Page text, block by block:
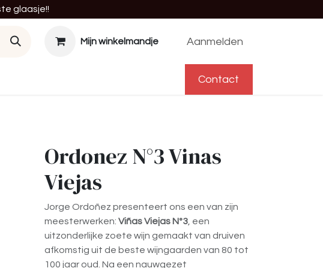
glaasje!!
Mijn winkelmandje Aanmelden
Contact
Contact
Ordonez N°3 Vinas
Viejas
Jorge Ordoñez presenteert ons een van zijn
meesterwerken: Viñas Viejas Nº3, een
uitzonderlijke zoete wijn gemaakt van druiven
afkomstig uit de beste wijngaarden van 80 tot
100 jaar oud. Na een nauwgezet